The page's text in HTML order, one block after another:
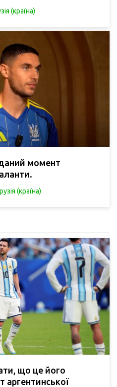
(країна)
даний момент
(країна)
що це його
аргентинської